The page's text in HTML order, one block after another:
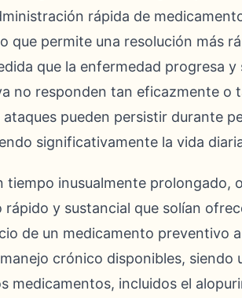
rápida de
que permite una resolución más
que la enfermedad progresa y
no responden tan eficazmente o
pueden persistir durante
significativamente la vida
tiempo inusualmente prolongado,
y sustancial que solían
de un medicamento preventivo
crónico disponibles, siendo
medicamentos, incluidos el